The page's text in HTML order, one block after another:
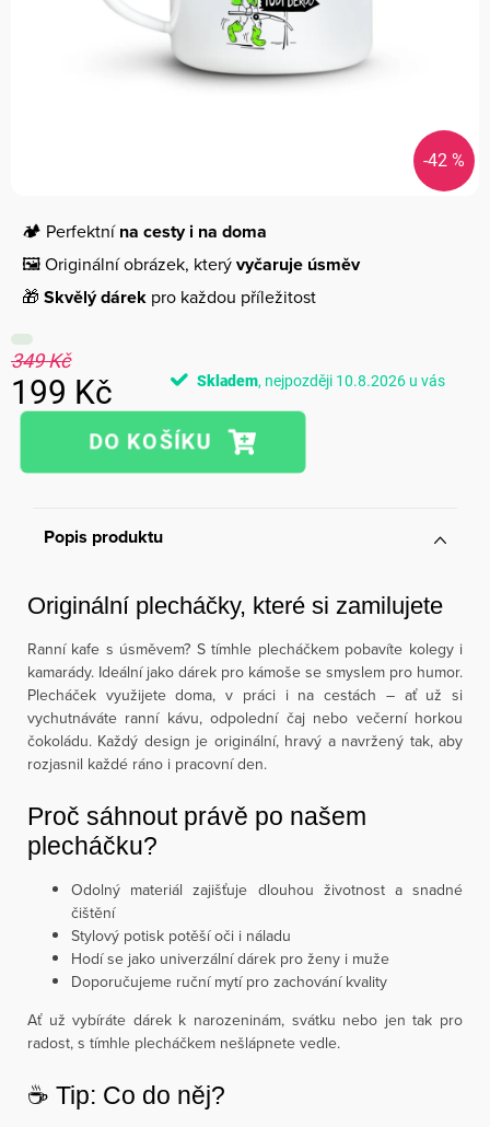
-42 %
🏕️ Perfektnína cesty i na doma
🖼️ Originální obrázek, kterývyčaruje úsměv
🎁 Skvělý dárek pro každou příležitost
349 Kč
199 Kč
Měrná
Skladem 10.8.2026
Popis produktu
Originální plecháčky, které si zamilujete
Ranní kafe s úsměvem? S tímhle plecháčkem pobavíte kolegy i
kamarády. Ideální jako dárek pro kámoše se smyslem pro humor.
Plecháček využijete doma, v práci i na cestách – ať už si
vychutnáváte ranní kávu, odpolední čaj nebo večerní horkou
čokoládu. Každý design je originální, hravý a navržený tak, aby
rozjasnil každé ráno i pracovní den.
Proč sáhnout právě po našem
plecháčku?
Odolný materiál zajišťuje dlouhou životnost a snadné
čištění
Stylový potisk potěší oči i náladu
Hodí se jako univerzální dárek pro ženy i muže
Doporučujeme ruční mytí pro zachování kvality
Ať už vybíráte dárek k narozeninám, svátku nebo jen tak pro
radost, s tímhle plecháčkem nešlápnete vedle.
☕️ Tip: Co do něj?